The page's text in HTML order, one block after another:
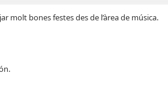
molt bones festes des de l’àrea de música.